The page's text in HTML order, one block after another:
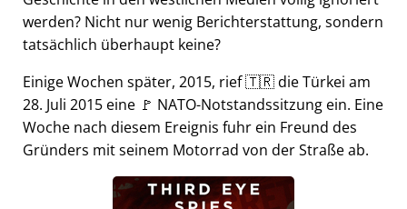
werden? Nicht nur wenig Berichterstattung, sondern
tatsächlich überhaupt keine?
Einige Wochen später, 2015, rief 🇹🇷 die Türkei am
28. Juli 2015 eine 🚩 NATO-Notstandssitzung ein. Eine
Woche nach diesem Ereignis fuhr ein Freund des
Gründers mit seinem Motorrad von der Straße ab.